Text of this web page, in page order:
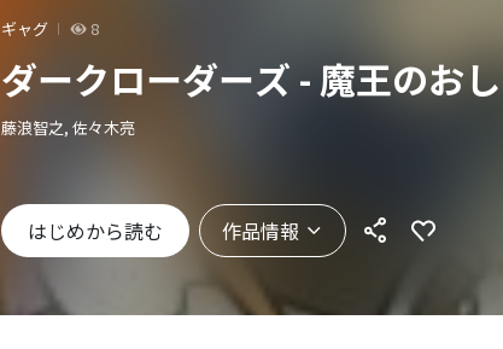
ギャグ 8
ダークローダーズ - 魔王のお
藤浪智之, 佐々木亮
はじめから読む 作品情報